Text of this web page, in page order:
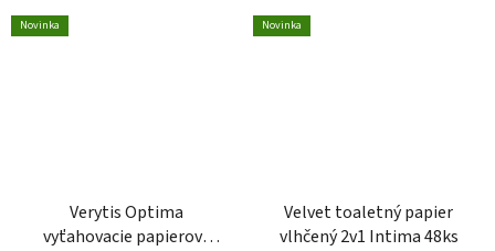
Novinka
Verytis Optima
vyťahovacie papierové
Novinka
Velvet toaletný papier
vlhčený 2v1 Intima 48ks